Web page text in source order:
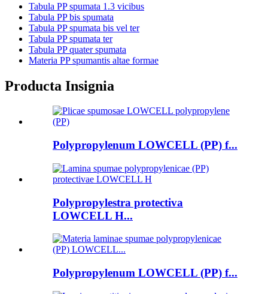
Tabula PP spumata 1.3 vicibus
Tabula PP bis spumata
Tabula PP spumata bis vel ter
Tabula PP spumata ter
Tabula PP quater spumata
Materia PP spumantis altae formae
Producta Insignia
Polypropylenum LOWCELL (PP) f...
Polypropylestra protectiva
LOWCELL H...
Polypropylenum LOWCELL (PP) f...